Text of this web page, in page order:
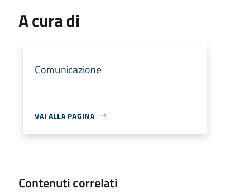
A cura di
Comunicazione
VAI ALLA PAGINA
Contenuti correlati